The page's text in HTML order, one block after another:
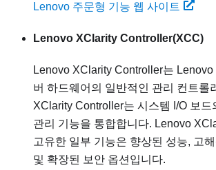
Lenovo 주문형 기능 웹 사이트
Lenovo XClarity Controller(XCC)
Lenovo XClarity Controller는
버 하드웨어의 일반적인 관리 컨트롤
XClarity Controller는 시스템 I/O 보드
관리 기능을 통합합니다. Lenovo
고유한 일부 기능은 향상된 성능, 고
및 확장된 보안 옵션입니다.